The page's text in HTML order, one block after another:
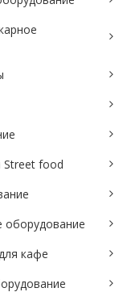
Street food
оборудование
кафе